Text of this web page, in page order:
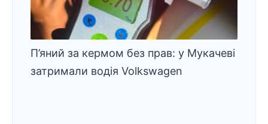
П’яний за кермом без прав: у Мукачеві
затримали водія Volkswagen